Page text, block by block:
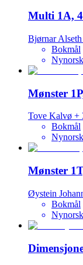
Multi 1A,
Bjørnar Alseth
Bokmål
Nynorsk
Mønster
Tove Kalvø +
Bokmål
Nynorsk
Mønster
Øystein
Bokmål
Nynorsk